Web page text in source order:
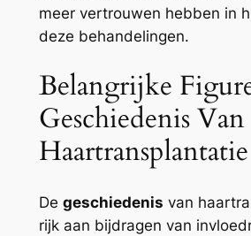
meer vertrouwen hebben in
deze behandelingen.
Belangrijke
Geschiedenis Van
Haartransplantatie
De geschiedenis van
rijk aan bijdragen van